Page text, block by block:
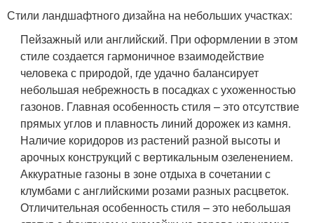
Стили ландшафтного дизайна на небольших участках:
Пейзажный или английский. При оформлении в этом
стиле создается гармоничное взаимодействие
человека с природой, где удачно балансирует
небольшая небрежность в посадках с ухоженностью
газонов. Главная особенность стиля – это отсутствие
прямых углов и плавность линий дорожек из камня.
Наличие коридоров из растений разной высоты и
арочных конструкций с вертикальным озеленением.
Аккуратные газоны в зоне отдыха в сочетании с
клумбами с английскими розами разных расцветок.
Отличительная особенность стиля – это небольшая